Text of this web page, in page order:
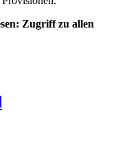
Zugriff zu allen